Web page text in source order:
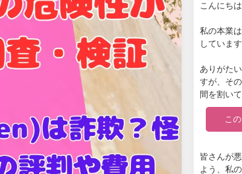
こんにち
私の本業
しています
ありがた
すが、そ
間を割いて
こ
皆さんが
よう、私